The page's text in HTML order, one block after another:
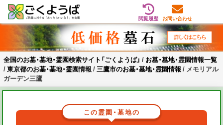
Skip
content
全国のお墓・墓地・霊園検索サイト「ごくようば」
ご供養をもっと身近に
閲覧履歴 お問い合わせ
全国のお墓・墓地・霊園検索サイト「ごくようば」 / お墓・墓地・霊園情報一覧
/東京都のお墓・墓地・霊園情報 /三鷹市のお墓・墓地・霊園情報 / メモリアル
ガーデン三鷹
この霊園・墓地の